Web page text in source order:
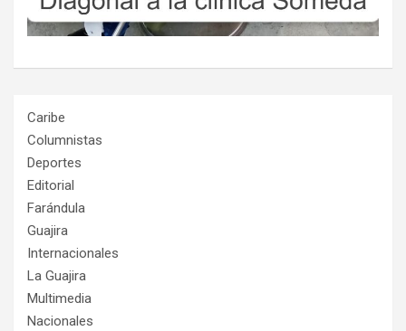
Caribe
Columnistas
Deportes
Editorial
Farándula
Guajira
Internacionales
La Guajira
Multimedia
Nacionales